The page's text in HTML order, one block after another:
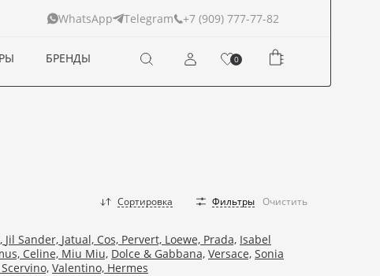
WhatsApp Telegram +7 (909) 777-77-82
БРЕНДЫ 0
Сортировка Фильтры Очистить
Jil Sander, Jatual, Cos, Pervert, Loewe, Prada, Isabel
Celine, Miu Miu, Dolce & Gabbana, Versace, Sonia
Valentino, Hermes